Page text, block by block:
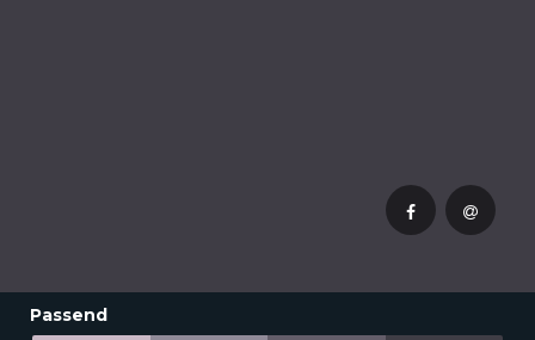
Passend